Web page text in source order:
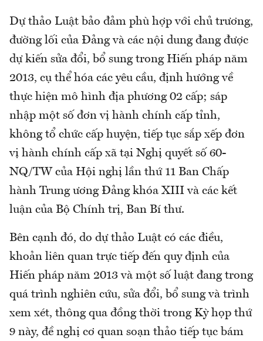
Dự thảo Luật bảo đảm phù hợp với chủ trương,
đường lối của Đảng và các nội dung đang được
dự kiến sửa đổi, bổ sung trong Hiến pháp năm
2013, cụ thể hóa các yêu cầu, định hướng về
thực hiện mô hình địa phương 02 cấp; sáp
nhập một số đơn vị hành chính cấp tỉnh,
không tổ chức cấp huyện, tiếp tục sắp xếp đơn
vị hành chính cấp xã tại Nghị quyết số 60-
NQ/TW của Hội nghị lần thứ 11 Ban Chấp
hành Trung ương Đảng khóa XIII và các kết
luận của Bộ Chính trị, Ban Bí thư.
Bên cạnh đó, do dự thảo Luật có các điều,
khoản liên quan trực tiếp đến quy định của
Hiến pháp năm 2013 và một số luật đang trong
quá trình nghiên cứu, sửa đổi, bổ sung và trình
xem xét, thông qua đồng thời trong Kỳ họp thứ
9 này, đề nghị cơ quan soạn thảo tiếp tục bám